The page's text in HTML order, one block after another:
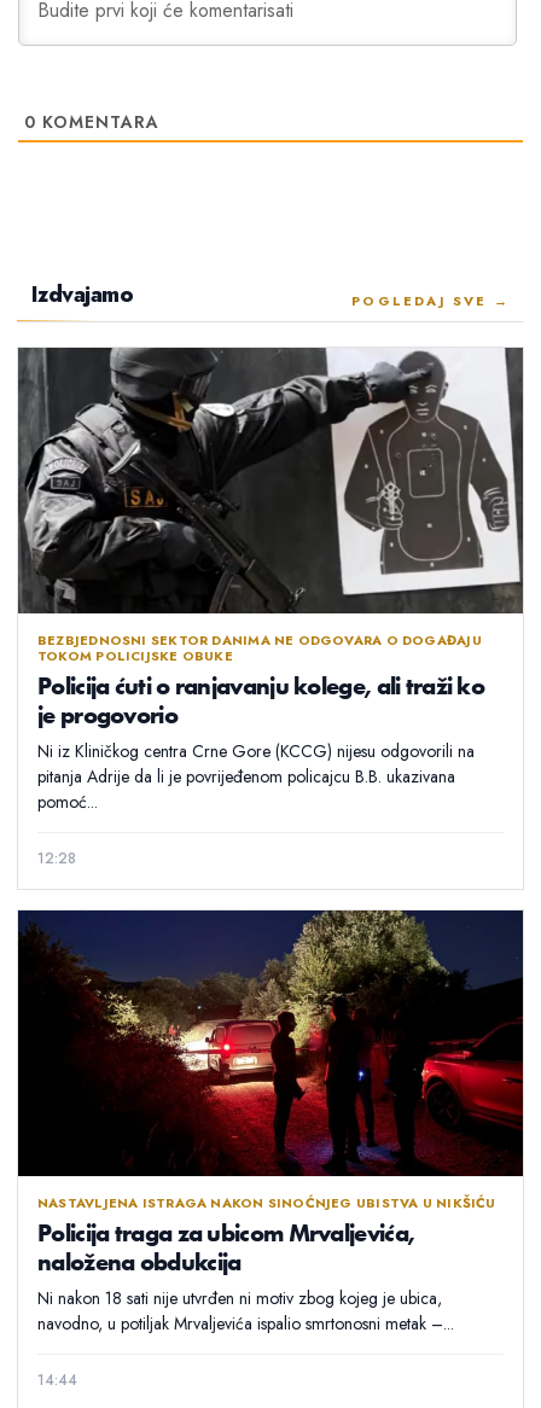
0 KOMENTARA
Izdvajamo POGLEDAJ SVE →
BEZBJEDNOSNI SEKTOR DANIMA NE ODGOVARA O DOGAĐAJU
TOKOM POLICIJSKE OBUKE
Policija ćuti o ranjavanju kolege, ali traži ko
je progovorio
Ni iz Kliničkog centra Crne Gore (KCCG) nijesu odgovorili na
pitanja Adrije da li je povrijeđenom policajcu B.B. ukazivana
pomoć...
12:28
NASTAVLJENA ISTRAGA NAKON SINOĆNJEG UBISTVA U NIKŠIĆU
Policija traga za ubicom Mrvaljevića,
naložena obdukcija
Ni nakon 18 sati nije utvrđen ni motiv zbog kojeg je ubica,
navodno, u potiljak Mrvaljevića ispalio smrtonosni metak –...
14:44